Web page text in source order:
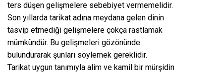
ters düşen gelişmelere sebebiyet vermemelidir.
Son yıllarda tarikat adına meydana gelen dinin
tasvip etmediği gelişmelere çokça rastlamak
mümkündür. Bu gelişmeleri gözönünde
bulundurarak şunları söylemek gereklidir.
Tarikat uygun tanımıyla alim ve kamil bir mürşidin